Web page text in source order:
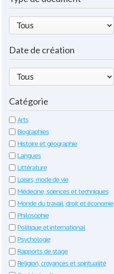
Date de création
Catégorie
Arts
Biographies
Histoire et géographie
Langues
Littérature
Loisirs, mode de vie
Médecine, sciences et techniques
Monde du travail, droit et économie
Philosophie
Politique et international
Psychologie
Rapports de stage
Religion, croyances et spiritualité